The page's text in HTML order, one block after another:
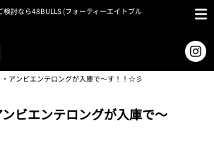
討なら48BULLS (フォーティーエイトブル
アンビエンテロングが入庫で～す！！☆彡
ビエンテロングが入庫で～